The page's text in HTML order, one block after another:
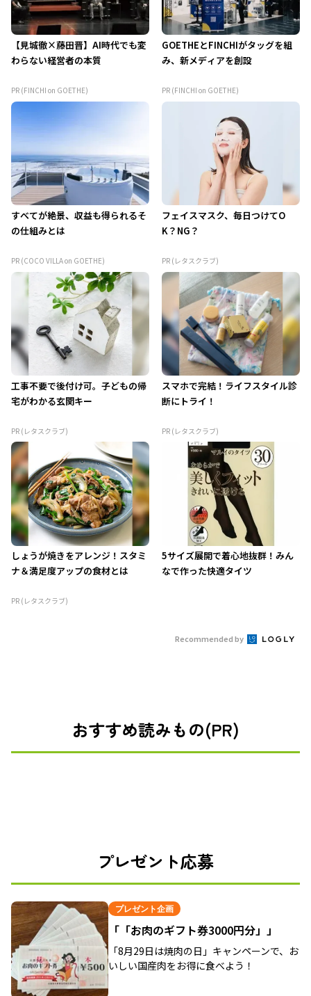
【見城徹×藤田晋】AI時代でも変
わらない経営者の本質
PR (FINCHI on GOETHE)
GOETHEとFINCHIがタッグを組
み、新メディアを創設
PR (FINCHI on GOETHE)
すべてが絶景、収益も得られるそ
の仕組みとは
PR (COCO VILLA on GOETHE)
フェイスマスク、毎日つけてO
K？NG？
PR (レタスクラブ)
工事不要で後付け可。子どもの帰
宅がわかる玄関キー
PR (レタスクラブ)
スマホで完結！ライフスタイル診
断にトライ！
PR (レタスクラブ)
しょうが焼きをアレンジ！スタミ
ナ＆満足度アップの食材とは
PR (レタスクラブ)
5サイズ展開で着心地抜群！みん
なで作った快適タイツ
Recommended by
おすすめ読みもの(PR)
プレゼント応募
プレゼント企画
「「お肉のギフト券3000円分」」
「8月29日は焼肉の日」キャンペーンで、お
いしい国産肉をお得に食べよう！